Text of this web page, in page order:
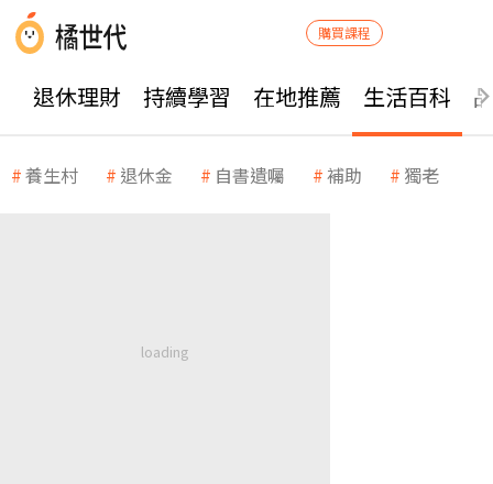
購買課程
退休理財 持續學習 在地推薦 生活百科
養生村 退休金 自書遺囑 補助 獨老